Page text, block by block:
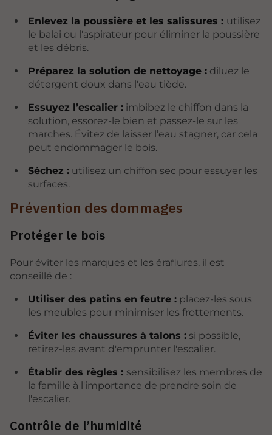
Enlevez la poussière et les salissures : utilisez
le balai ou l'aspirateur pour éliminer la poussière
et les débris.
Préparez la solution de nettoyage :diluez le
détergent doux dans l'eau tiède.
Essuyez l’escalier :imbibez le chiffon dans la
solution, essorez-le bien et passez-le sur les
marches. Évitez de laisser l’eau stagner, car cela
peut endommager le bois.
Séchez :utilisez un chiffon sec pour essuyer les
surfaces.
Prévention des dommages
Protéger le bois
Pour éviter les marques et les éraflures, il est
conseillé de :
Utiliser des patins en feutre :placez-les sous
les meubles pour minimiser les frottements.
Éviter les chaussures à talons :si possible,
retirez-les avant d'emprunter l'escalier.
Établir des règles : sensibilisez les membres de
la famille à l'importance de prendre soin de
l'escalier.
Contrôle de l’humidité